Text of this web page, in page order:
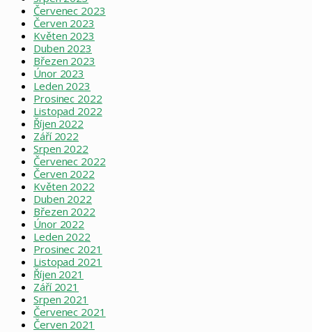
Červenec 2023
Červen 2023
Květen 2023
Duben 2023
Březen 2023
Únor 2023
Leden 2023
Prosinec 2022
Listopad 2022
Říjen 2022
Září 2022
Srpen 2022
Červenec 2022
Červen 2022
Květen 2022
Duben 2022
Březen 2022
Únor 2022
Leden 2022
Prosinec 2021
Listopad 2021
Říjen 2021
Září 2021
Srpen 2021
Červenec 2021
Červen 2021